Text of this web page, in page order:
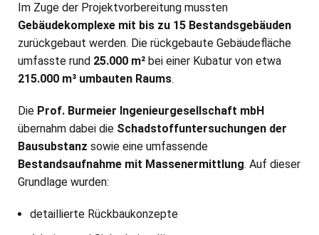
Im Zuge der Projektvorbereitung mussten
Gebäudekomplexe mit bis zu 15 Bestandsgebäuden
zurückgebaut werden. Die rückgebaute Gebäudefläche
umfasste rund 25.000 m² bei einer Kubatur von etwa
215.000 m³ umbauten Raums.
Die Prof. Burmeier Ingenieurgesellschaft mbH
übernahm dabei die Schadstoffuntersuchungen der
Bausubstanz sowie eine umfassende
Bestandsaufnahme mit Massenermittlung. Auf dieser
Grundlage wurden:
detaillierte Rückbaukonzepte